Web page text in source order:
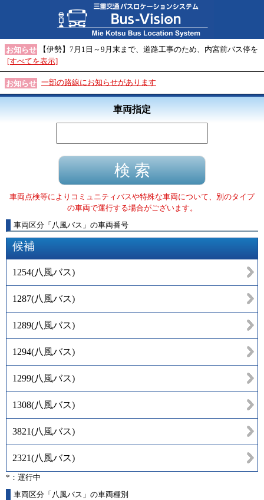
お知らせ
【伊勢】7月1日～9月末まで、道路工事のため、内宮前バス停を
[すべてを表示]
お知らせ 一部の路線にお知らせがあります
車両指定
車両点検等によりコミュニティバスや特殊な車両について、別のタイプ
の車両で運行する場合がございます。
車両区分 「 八風バス 」 の車両番号
候補
1254(八風バス)
1287(八風バス)
1289(八風バス)
1294(八風バス)
1299(八風バス)
1308(八風バス)
3821(八風バス)
2321(八風バス)
*：運行中
車両区分「八風バス」の車両種別